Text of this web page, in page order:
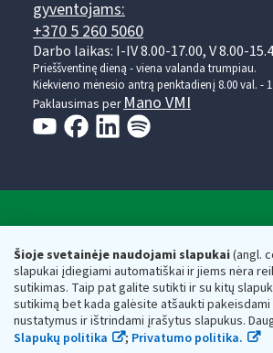
Šioje svetainėje naudojami slapukai(angl.
slapukai įdiegiami automatiškai ir jiems nėra
sutikimas. Taip pat galite sutikti ir su kitų
sutikimą bet kada galėsite atšaukti
nustatymus ir ištrindami įrašytus slapukus.
Slapukų politika
; Privatumo politika.
gyventojams:
+370 5 260 5060
Darbo laikas: I-IV 8.00-17.00, V 8.00-
Prieššventinę dieną - viena valanda trumpiau.
Kiekvieno mėnesio antrą penktadienį 8.00 val. -
Paklausimas per Mano VMI
Respublikos finansų ministerijos
Biudžetinė įstaiga. Juridinio asmens kodas —
adresas: Vasario 16-osios g. 14, 01107 Vilnius,
vmi@vmi.lt, E. pristatymo dėžutės adresas
Duomenys apie Valstybinę mokesčių inspekciją
Respublikos finansų ministerijos kaupiami ir